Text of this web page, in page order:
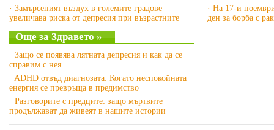
· Замърсеният въздух в големите градове
увеличава риска от депресия при възрастните
· На 17-и
ден за борба с
Още за Здравето »
· Защо се появява лятната депресия и как да се
справим с нея
· ADHD отвъд диагнозата: Когато неспокойната
енергия се превръща в предимство
· Разговорите с предците: защо мъртвите
продължават да живеят в нашите истории